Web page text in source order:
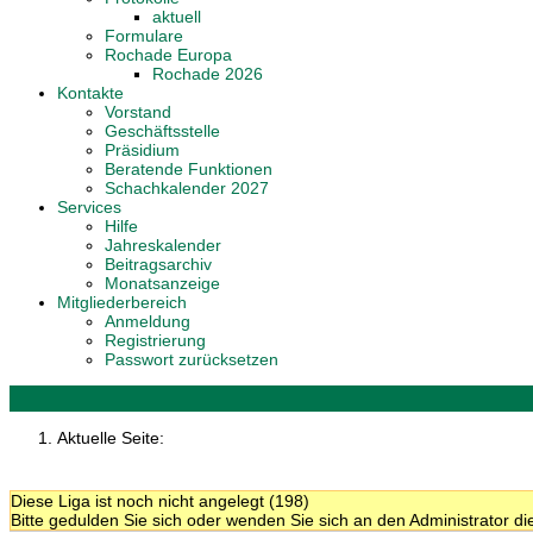
aktuell
Formulare
Rochade Europa
Rochade 2026
Kontakte
Vorstand
Geschäftsstelle
Präsidium
Beratende Funktionen
Schachkalender 2027
Services
Hilfe
Jahreskalender
Beitragsarchiv
Monatsanzeige
Mitgliederbereich
Anmeldung
Registrierung
Passwort zurücksetzen
Aktuelle Seite:
Diese Liga ist noch nicht angelegt (198)
Bitte gedulden Sie sich oder wenden Sie sich an den Administrator